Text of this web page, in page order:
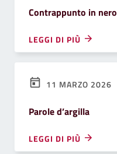
Contrappunto in nero
LEGGI DI PIÙ
11 MARZO 2026
Parole d’argilla
LEGGI DI PIÙ